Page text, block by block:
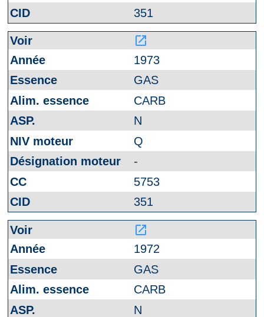
351
launch
1973
GAS
CARB
N
Q
-
5753
351
launch
1972
GAS
CARB
N